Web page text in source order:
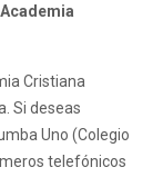
Cristiana
Si deseas
Uno (Colegio
telefónicos